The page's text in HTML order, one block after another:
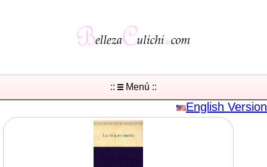
:: Menú ::
English Version